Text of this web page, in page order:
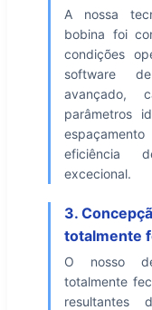
A nossa
bobina foi
condições
software
avançado,
parâmetros
eficiência
excecional.
3.
totalmente
O nosso
totalmente
resultantes